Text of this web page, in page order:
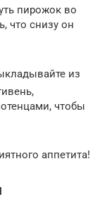
пирожок во
что снизу он
из
чтобы
аппетита!